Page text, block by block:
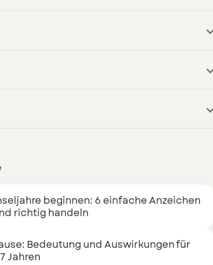
beginnen: 6 einfache Anzeichen
richtig handeln
Bedeutung und Auswirkungen für
Jahren